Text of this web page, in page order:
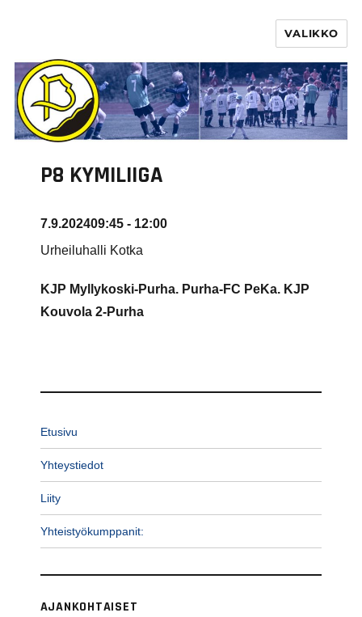
VALIKKO
P8 KYMILIIGA
7.9.202409:45 - 12:00
Urheiluhalli Kotka
KJP Myllykoski-Purha. Purha-FC PeKa. KJP
Kouvola 2-Purha
Etusivu
Yhteystiedot
Liity
Yhteistyökumppanit:
AJANKOHTAISET